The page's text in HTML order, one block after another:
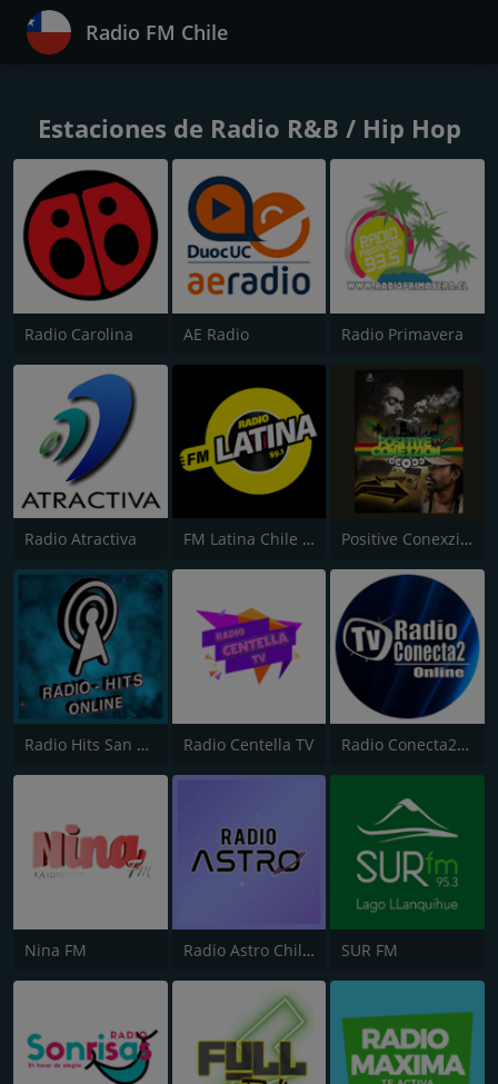
Radio FM Chile
Estaciones de Radio R&B / Hip Hop
Radio Carolina AE Radio Radio Primavera
Radio Atractiva FM Latina Chile 89.1 Positive Conexzion
Radio Hits San Vicente de Tagua Radio Centella TV Radio Conecta2 Online
Nina FM Radio Astro Chile 🪐 SUR FM